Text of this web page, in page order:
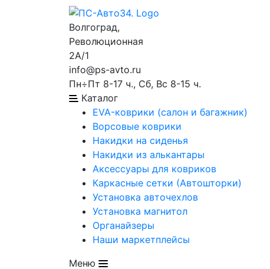
Волгоград,
Революционная
2А/1
info@ps-avto.ru
Пн÷Пт 8-17 ч., Сб, Вс 8-15 ч.
Каталог
EVA-коврики (салон и багажник)
Ворсовые коврики
Накидки на сиденья
Накидки из алькантары
Аксессуары для ковриков
Каркасные сетки (Автошторки)
Установка авточехлов
Установка магнитол
Органайзеры
Наши маркетплейсы
Меню